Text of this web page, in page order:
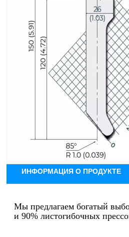
Стиль Амада 85°R1
Система инструментов:
Угол: 85°
Радиус: R1мм
Эффективная высота: 128 мм
Общая высота: 158 мм
Максимальная нагрузка:
ИНФОРМАЦИЯ О ПРОДУКТЕ
Мы предлагаем богатый
и 90% листогибочных